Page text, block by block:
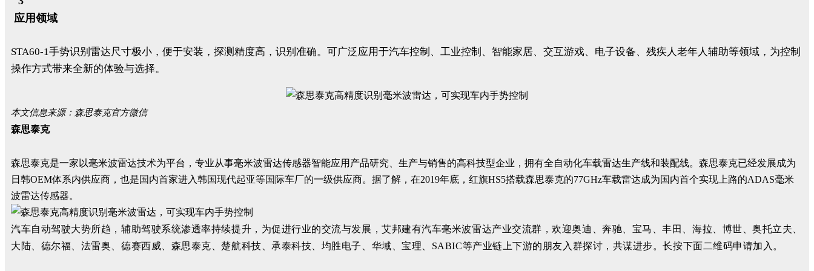
应用领域
STA60-1手势识别雷达尺寸极小，便于安装，探测精度高，识别准确。可广泛应用于汽车控制、工业控制、智能家居、交互游戏、电子设备、残疾人老年人辅助等领域，为控制
操作方式带来全新的体验与选择。
本文信息来源：森思泰克官方微信
森思泰克
森思泰克是一家以毫米波雷达技术为平台，专业从事毫米波雷达传感器智能应用产品研究、生产与销售的高科技型企业，拥有全自动化车载雷达生产线和装配线。森思泰克已经发展成为
日韩OEM体系内供应商，也是国内首家进入韩国现代起亚等国际车厂的一级供应商。据了解，在2019年底，红旗HS5搭载森思泰克的77GHz车载雷达成为国内首个实现上路的ADAS毫米
波雷达传感器。
汽车自动驾驶大势所趋，辅助驾驶系统渗透率持续提升，为促进行业的交流与发展，艾邦建有汽车毫米波雷达产业交流群，欢迎奥迪、奔驰、宝马、丰田、海拉、博世、奥托立夫、
大陆、德尔福、法雷奥、德赛西威、森思泰克、楚航科技、承泰科技、均胜电子、华域、宝理、SABIC等产业链上下游的朋友入群探讨，共谋进步。长按下面二维码申请加入。